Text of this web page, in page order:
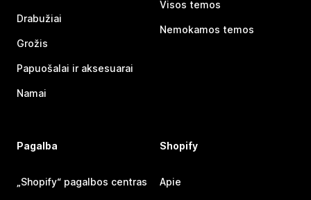
Drabužiai
Grožis
Papuošalai ir aksesuarai
Namai
Visos temos
Nemokamos temos
Pagalba
„Shopify“ pagalbos centras
Shopify
Apie